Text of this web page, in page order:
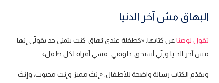
البهاق مش آخر الدنيا
تقول لوجينا عن كتابها: «كطفلة عندي بُهاق، كنت بتمنى حد يقولّي إنها
مش آخر الدنيا وإنّي أستحق. دلوقتي نفسي أقراه لكل طفل»
ويقدّم الكتاب رسالة واضحة للأطفال: «إنتَ مميز وإنتَ محبوب، وإنتَ